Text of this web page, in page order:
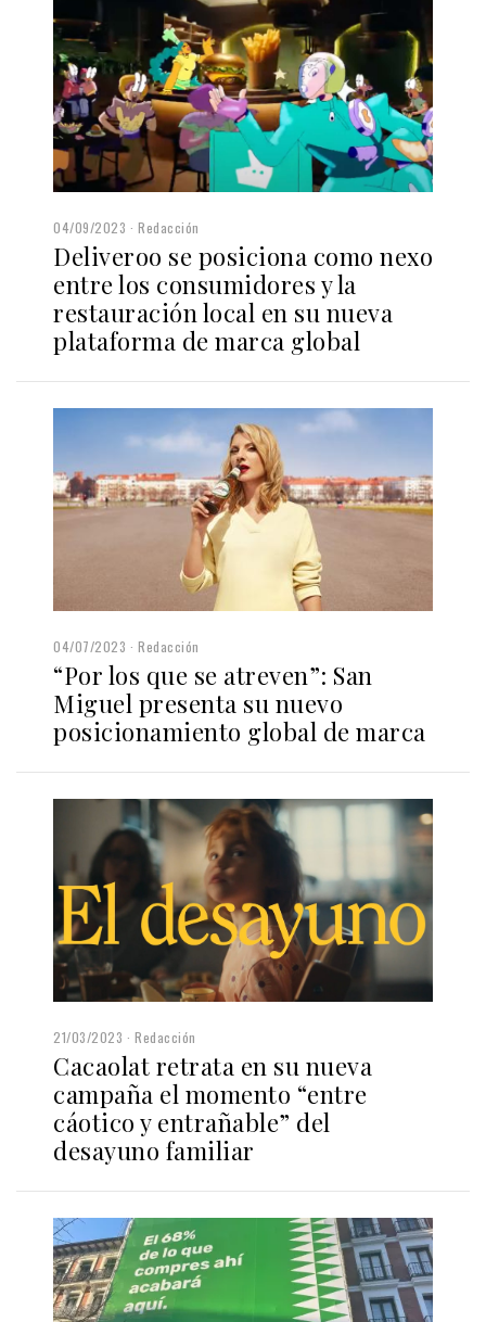
04/09/2023 Redacción
Deliveroo se posiciona como nexo
entre los consumidores y la
restauración local en su nueva
plataforma de marca global
04/07/2023 Redacción
“Por los que se atreven”: San
Miguel presenta su nuevo
posicionamiento global de marca
21/03/2023 Redacción
Cacaolat retrata en su nueva
campaña el momento “entre
cáotico y entrañable” del
desayuno familiar